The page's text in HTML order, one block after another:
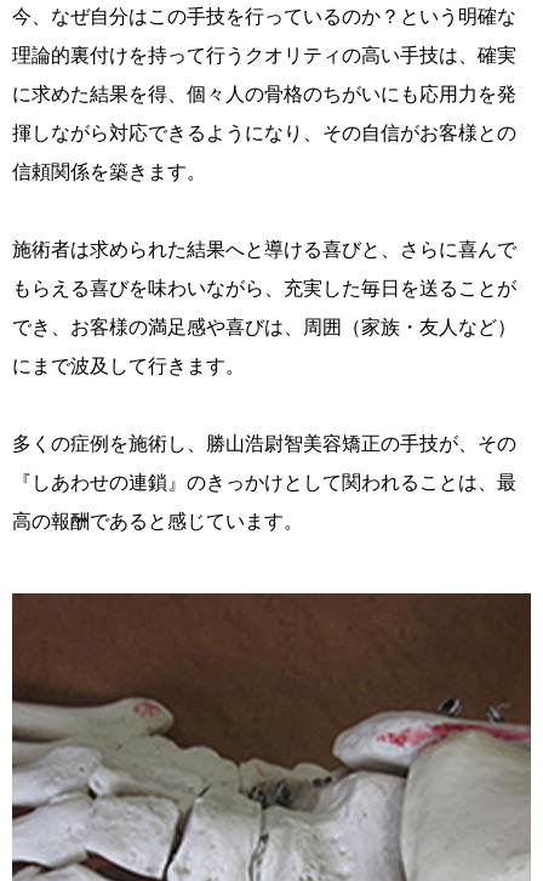
今、なぜ自分はこの手技を行っているのか？という明確な
理論的裏付けを持って行うクオリティの高い手技は、確実
に求めた結果を得、個々人の骨格のちがいにも応用力を発
揮しながら対応できるようになり、その自信がお客様との
信頼関係を築きます。
施術者は求められた結果へと導ける喜びと、さらに喜んで
もらえる喜びを味わいながら、充実した毎日を送ることが
でき、お客様の満足感や喜びは、周囲（家族・友人など）
にまで波及して行きます。
多くの症例を施術し、勝山浩尉智美容矯正の手技が、その
『しあわせの連鎖』のきっかけとして関われることは、最
高の報酬であると感じています。